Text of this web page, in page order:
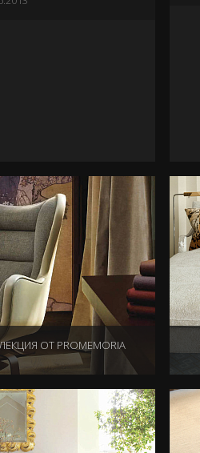
ОТ PROMEMORIA